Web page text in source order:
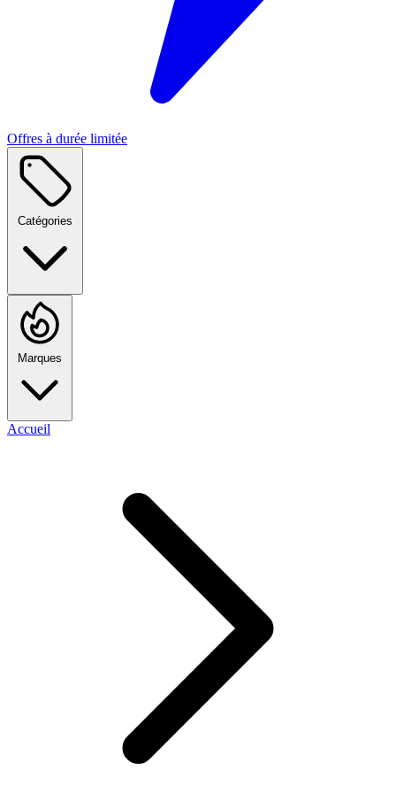
Offres à durée limitée
Catégories
Marques
Accueil